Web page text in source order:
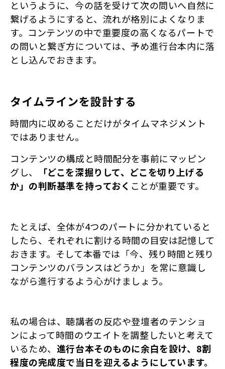
というように、今の話を受けて次の問いへ自然に
繋げるようにすると、流れが格別によくなりま
す。コンテンツの中で重要度の高くなるパートで
の問いと繋ぎ方については、予め進行台本内に落
とし込んでおきます。
タイムラインを設計する
時間内に収めることだけがタイムマネジメント
ではありません。
コンテンツの構成と時間配分を事前にマッピン
グし、
「どこを深掘りして、どこを切り上げる
か」の判断基準を持っておく ことが重要です。
たとえば、全体が4つのパートに分かれていると
したら、それぞれに割ける時間の目安は記憶して
おきます。そして本番では「今、残り時間と残り
コンテンツのバランスはどうか」を常に意識し
ながら進行するよう心がけましょう。
私の場合は、聴講者の反応や登壇者のテンショ
ンによって時間のウエイトを調整したいと考えて
いるため、 進行台本そのものに余白を設け、8割
程度の完成度で当日を迎えるようにしています。